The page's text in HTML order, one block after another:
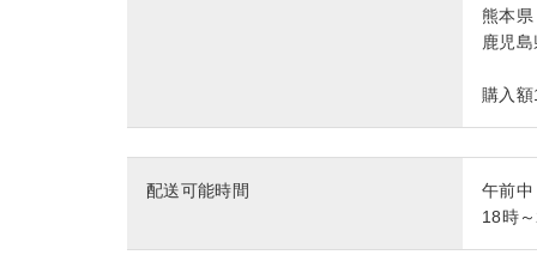
熊本
鹿児
購入
配送可能時間
午前中
18時